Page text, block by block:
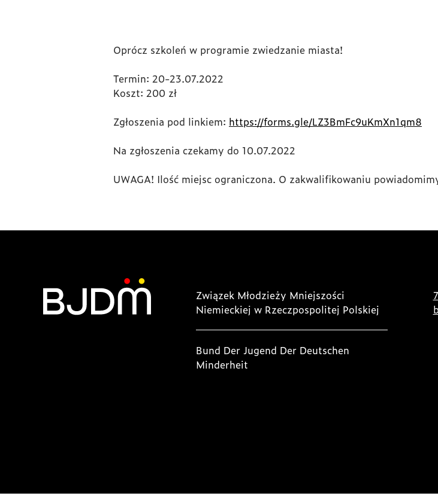
Oprócz szkoleń w programie zwiedzanie miasta!
Termin: 20-23.07.2022
Koszt: 200 zł
Zgłoszenia pod linkiem: https://forms.gle/LZ3BmFc9uKmXn1qm8
Na zgłoszenia czekamy do 10.07.2022
UWAGA! Ilość miejsc ograniczona. O zakwalifikowaniu
Związek Młodzieży Mniejszości
Niemieckiej w Rzeczpospolitej Polskiej
Bund Der Jugend Der Deutschen
Minderheit